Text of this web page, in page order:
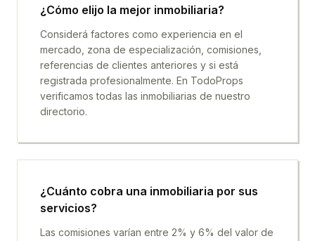
¿Cómo elijo la mejor inmobiliaria?
Considerá factores como experiencia en el
mercado, zona de especialización, comisiones,
referencias de clientes anteriores y si está
registrada profesionalmente. En TodoProps
verificamos todas las inmobiliarias de nuestro
directorio.
¿Cuánto cobra una inmobiliaria por sus
servicios?
Las comisiones varían entre 2% y 6% del valor de